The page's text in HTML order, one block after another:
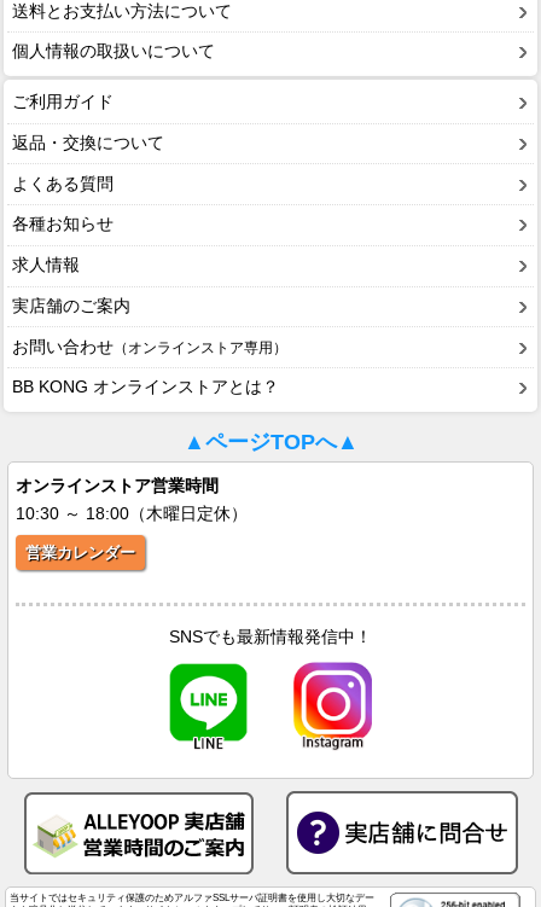
送料とお支払い方法について
個人情報の取扱いについて
ご利用ガイド
返品・交換について
よくある質問
各種お知らせ
求人情報
実店舗のご案内
お問い合わせ （オンラインストア専用）
BB KONG オンラインストアとは？
▲ページTOPへ▲
オンラインストア営業時間
10:30 ～ 18:00（木曜日定休）
営業カレンダー
SNSでも最新情報発信中！
当サイトではセキュリティ保護のためアルファSSLサーバ証明書を使用し大切なデー